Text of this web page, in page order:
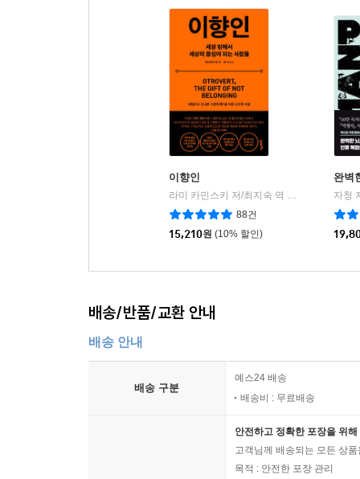
이향인
라미 카민스키 저/최지숙 역 | 21세기북스
88건
15,210원 (10% 할인)
완벽
자청
배송/반품/교환 안내
배송 안내
배송 구분
예스24 배송
배송비 : 무료배송
안전하고 정확한 포장을 위
고객님께 배송되는 모든 상
목적 : 안전한 포장 관리